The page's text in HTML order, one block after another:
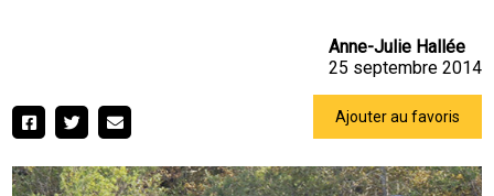
Anne-Julie Hallée
25 septembre 2014
Ajouter au favoris